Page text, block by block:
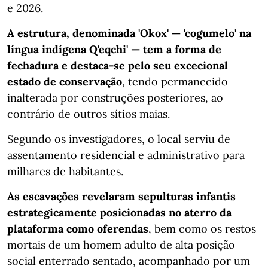
e 2026.
A estrutura, denominada 'Okox' — 'cogumelo' na
língua indígena Q'eqchi' — tem a forma de
fechadura e destaca-se pelo seu excecional
estado de conservação, tendo permanecido
inalterada por construções posteriores, ao
contrário de outros sítios maias.
Segundo os investigadores, o local serviu de
assentamento residencial e administrativo para
milhares de habitantes.
As escavações revelaram sepulturas infantis
estrategicamente posicionadas no aterro da
plataforma como oferendas, bem como os restos
mortais de um homem adulto de alta posição
social enterrado sentado, acompanhado por um